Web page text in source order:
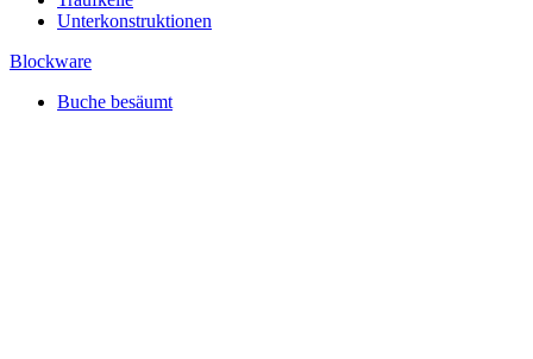
Unterkonstruktionen
Blockware
Buche besäumt